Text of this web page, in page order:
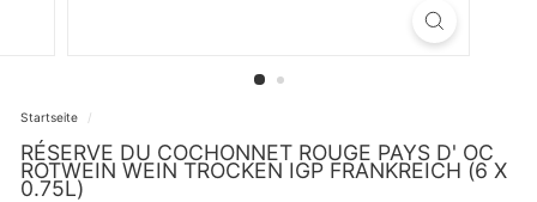
Startseite /
RÉSERVE DU COCHONNET ROUGE PAYS D' OC
ROTWEIN WEIN TROCKEN IGP FRANKREICH (6 X
0.75L)